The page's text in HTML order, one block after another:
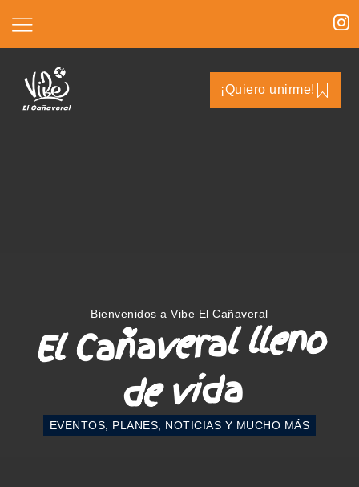
¡Quiero unirme!
Bienvenidos a Vibe El Cañaveral
El Cañaveral lleno
de vida
EVENTOS, PLANES, NOTICIAS Y MUCHO MÁS